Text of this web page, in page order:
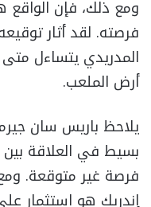
ومع ذلك، فإن الواقع
فرصته. لقد أثار
المدريدي يتساءل
أرض الملعب.
يلاحظ باريس سان
بسيط في العلاقة بين
فرصة غير متوقعة.
إندريك هو استثمار